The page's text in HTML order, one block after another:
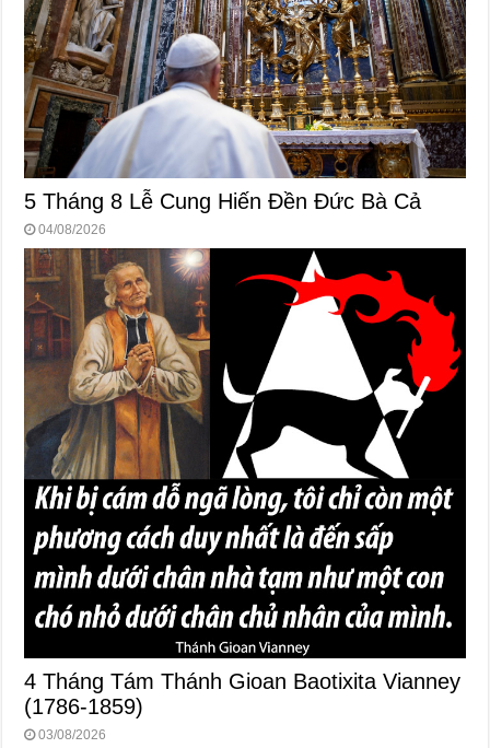
5 Tháng 8 Lễ Cung Hiến Ðền Ðức Bà Cả
04/08/2026
4 Tháng Tám Thánh Gioan Baotixita Vianney
(1786-1859)
03/08/2026